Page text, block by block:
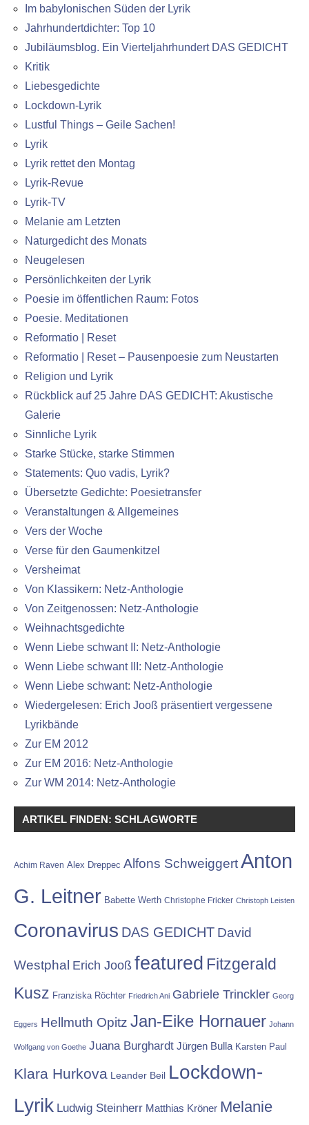
Im babylonischen Süden der Lyrik
Jahrhundertdichter: Top 10
Jubiläumsblog. Ein Vierteljahrhundert DAS GEDICHT
Kritik
Liebesgedichte
Lockdown-Lyrik
Lustful Things – Geile Sachen!
Lyrik
Lyrik rettet den Montag
Lyrik-Revue
Lyrik-TV
Melanie am Letzten
Naturgedicht des Monats
Neugelesen
Persönlichkeiten der Lyrik
Poesie im öffentlichen Raum: Fotos
Poesie. Meditationen
Reformatio | Reset
Reformatio | Reset – Pausenpoesie zum Neustarten
Religion und Lyrik
Rückblick auf 25 Jahre DAS GEDICHT: Akustische
Galerie
Sinnliche Lyrik
Starke Stücke, starke Stimmen
Statements: Quo vadis, Lyrik?
Übersetzte Gedichte: Poesietransfer
Veranstaltungen & Allgemeines
Vers der Woche
Verse für den Gaumenkitzel
Versheimat
Von Klassikern: Netz-Anthologie
Von Zeitgenossen: Netz-Anthologie
Weihnachtsgedichte
Wenn Liebe schwant II: Netz-Anthologie
Wenn Liebe schwant III: Netz-Anthologie
Wenn Liebe schwant: Netz-Anthologie
Wiedergelesen: Erich Jooß präsentiert vergessene
Lyrikbände
Zur EM 2012
Zur EM 2016: Netz-Anthologie
Zur WM 2014: Netz-Anthologie
ARTIKEL FINDEN: SCHLAGWORTE
Achim Raven Alex Dreppec Alfons SchweiggertAnton
G. Leitner Babette Werth Christophe Fricker Christoph Leisten
Coronavirus DAS GEDICHT David
Westphal Erich Jooß featured Fitzgerald
Kusz Franziska Röchter Friedrich Ani Gabriele Trinckler Georg
Eggers Hellmuth Opitz Jan-Eike Hornauer Johann
Wolfgang von Goethe Juana Burghardt Jürgen Bulla Karsten Paul
Klara Hurkova Leander Beil Lockdown-
Lyrik Ludwig Steinherr Matthias Kröner Melanie